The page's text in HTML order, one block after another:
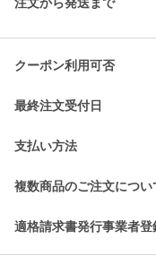
クーポン利用可否
最終注文受付日
支払い方法
複数商品のご注文につい
適格請求書発行事業者登